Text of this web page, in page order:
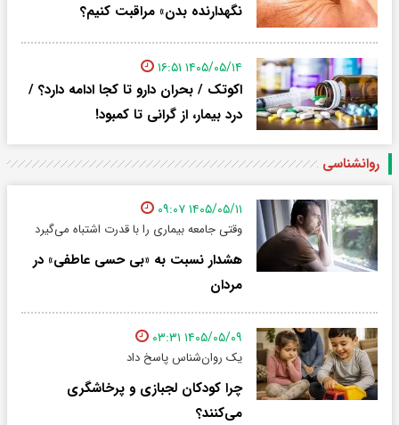
نگهدارنده بدن» مراقبت کنیم؟
۱۴۰۵/۰۵/۱۴ ۱۶:۵۱
اکوتک / بحران دارو تا کجا ادامه دارد؟ /
درد بیمار، از گرانی تا کمبود!
روانشناسی
۱۴۰۵/۰۵/۱۱ ۰۹:۰۷
وقتی جامعه بیماری را با قدرت اشتباه می‌گیرد
هشدار نسبت به «بی حسی عاطفی» در
مردان
۱۴۰۵/۰۵/۰۹ ۰۳:۳۱
یک روان‌شناس پاسخ داد
چرا کودکان لجبازی و پرخاشگری
می‌کنند؟